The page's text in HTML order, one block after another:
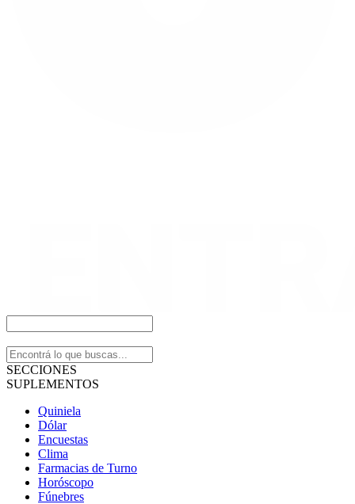
SECCIONES
SUPLEMENTOS
Quiniela
Dólar
Encuestas
Clima
Farmacias de Turno
Horóscopo
Fúnebres